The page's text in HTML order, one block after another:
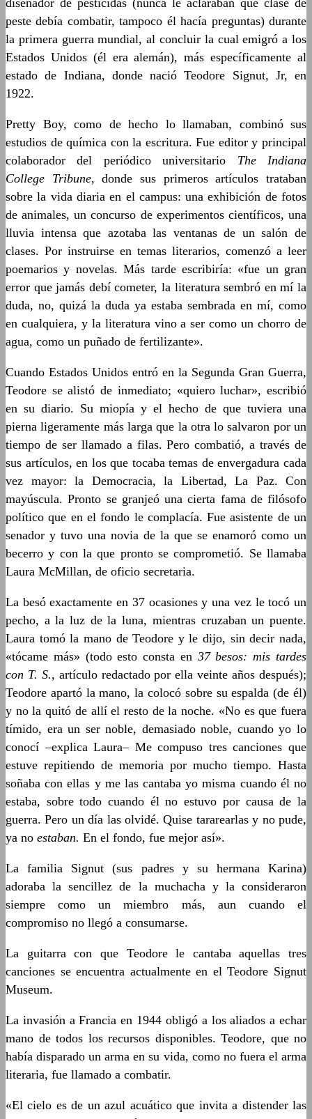
diseñador de pesticidas (nunca le aclaraban qué clase de
peste debía combatir, tampoco él hacía preguntas) durante
la primera guerra mundial, al concluir la cual emigró a los
Estados Unidos (él era alemán), más específicamente al
estado de Indiana, donde nació Teodore Signut, Jr, en
1922.
Pretty Boy, como de hecho lo llamaban, combinó sus
estudios de química con la escritura. Fue editor y principal
colaborador del periódico universitario The Indiana
College Tribune, donde sus primeros artículos trataban
sobre la vida diaria en el campus: una exhibición de fotos
de animales, un concurso de experimentos científicos, una
lluvia intensa que azotaba las ventanas de un salón de
clases. Por instruirse en temas literarios, comenzó a leer
poemarios y novelas. Más tarde escribiría: «fue un gran
error que jamás debí cometer, la literatura sembró en mí la
duda, no, quizá la duda ya estaba sembrada en mí, como
en cualquiera, y la literatura vino a ser como un chorro de
agua, como un puñado de fertilizante».
Cuando Estados Unidos entró en la Segunda Gran Guerra,
Teodore se alistó de inmediato; «quiero luchar», escribió
en su diario. Su miopía y el hecho de que tuviera una
pierna ligeramente más larga que la otra lo salvaron por un
tiempo de ser llamado a filas. Pero combatió, a través de
sus artículos, en los que tocaba temas de envergadura cada
vez mayor: la Democracia, la Libertad, La Paz. Con
mayúscula. Pronto se granjeó una cierta fama de filósofo
político que en el fondo le complacía. Fue asistente de un
senador y tuvo una novia de la que se enamoró como un
becerro y con la que pronto se comprometió. Se llamaba
Laura McMillan, de oficio secretaria.
La besó exactamente en 37 ocasiones y una vez le tocó un
pecho, a la luz de la luna, mientras cruzaban un puente.
Laura tomó la mano de Teodore y le dijo, sin decir nada,
«tócame más» (todo esto consta en 37 besos: mis tardes
con T. S., artículo redactado por ella veinte años después);
Teodore apartó la mano, la colocó sobre su espalda (de él)
y no la quitó de allí el resto de la noche. «No es que fuera
tímido, era un ser noble, demasiado noble, cuando yo lo
conocí –explica Laura– Me compuso tres canciones que
estuve repitiendo de memoria por mucho tiempo. Hasta
soñaba con ellas y me las cantaba yo misma cuando él no
estaba, sobre todo cuando él no estuvo por causa de la
guerra. Pero un día las olvidé. Quise tararearlas y no pude,
ya no estaban. En el fondo, fue mejor así».
La familia Signut (sus padres y su hermana Karina)
adoraba la sencillez de la muchacha y la consideraron
siempre como un miembro más, aun cuando el
compromiso no llegó a consumarse.
La guitarra con que Teodore le cantaba aquellas tres
canciones se encuentra actualmente en el Teodore Signut
Museum.
La invasión a Francia en 1944 obligó a los aliados a echar
mano de todos los recursos disponibles. Teodore, que no
había disparado un arma en su vida, como no fuera el arma
literaria, fue llamado a combatir.
«El cielo es de un azul acuático que invita a distender las